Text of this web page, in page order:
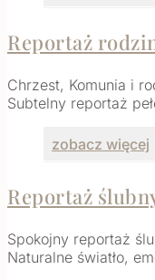
Reportaż
Chrzest, Komunia i
Subtelny reportaż
zobacz więcej
Reportaż
Spokojny reportaż
Naturalne światło,